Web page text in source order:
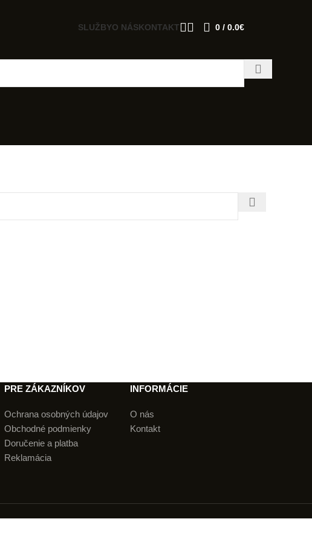
SLUŽBYO NÁSKONTAKT 0 / 0.0€
PRE ZÁKAZNÍKOV
Ochrana osobných údajov
Obchodné podmienky
Doručenie a platba
Reklamácia
INFORMÁCIE
O nás
Kontakt